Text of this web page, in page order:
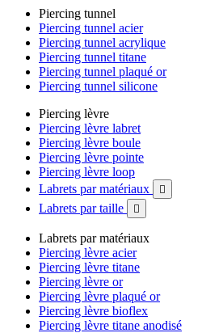
Piercing tunnel
Piercing tunnel acier
Piercing tunnel acrylique
Piercing tunnel titane
Piercing tunnel plaqué or
Piercing tunnel silicone
Piercing lèvre
Piercing lèvre labret
Piercing lèvre boule
Piercing lèvre pointe
Piercing lèvre loop
Labrets par matériaux

Labrets par taille 
Labrets par matériaux
Piercing lèvre acier
Piercing lèvre titane
Piercing lèvre or
Piercing lèvre plaqué or
Piercing lèvre bioflex
Piercing lèvre titane anodisé